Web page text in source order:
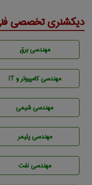
دیکشنری تخصصی
مهندسی برق
مهندسی كامپيوتر و IT
مهندسي شيمی
مهندسی پليمر
مهندسی نفت